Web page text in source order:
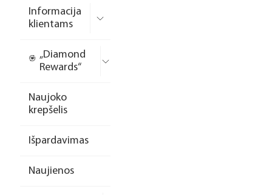
Informacija
klientams
„Diamond
Rewards“
Naujoko
krepšelis
Išpardavimas
Naujienos